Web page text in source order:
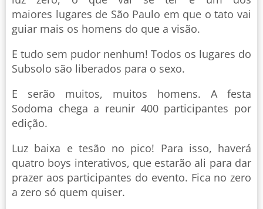
maiores lugares de São Paulo em que o tato vai
guiar mais os homens do que a visão.
E tudo sem pudor nenhum! Todos os lugares do
Subsolo são liberados para o sexo.
E serão muitos, muitos homens. A festa
Sodoma chega a reunir 400 participantes por
edição.
Luz baixa e tesão no pico! Para isso, haverá
quatro boys interativos, que estarão ali para dar
prazer aos participantes do evento. Fica no zero
a zero só quem quiser.